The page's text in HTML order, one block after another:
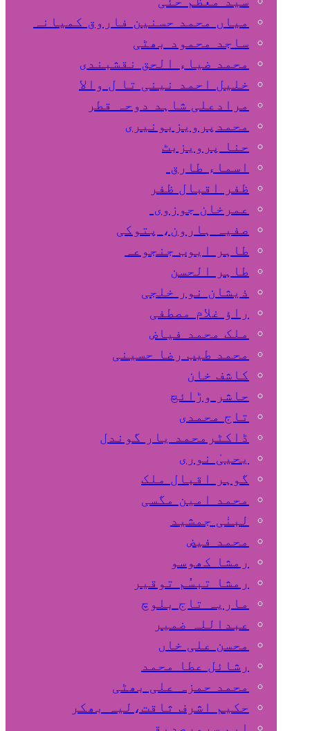
میاں محمد حسنین فاروق کمیانہ
ساجد محمود بھٹی
محمد ضیاء الحق نقشبندی
خلیل احمد نینی تا ل والا
مرادعلی شاہد دوحہ قطر
محمدپرویزبونیری
حنا پرویزبٹ
اسماء طارق
ظفر اقبال ظفر
عمرخان جوزوی
صفیہ ہارون، پتوکی
طاہر ایوب جنجوعہ
طاہر الحسن
ذیشان نور خلجی
راﺅ غلام مصطفی
ملک محمد فیاض
محمد طیب رضا حسینی
کاشف خان
حاشر وڑائچ
تاج محمدی
ڈاکٹرمحمد یار گوندل
گوہر اقبال ملک
محمد امین مگسی
لبنٰی جمشید
محمد فیض
رمشا کھوسو
رمشا تبسُم توقیر
ماریہ تاج بلوچ
عبداللہ ضمیر
محسن علی خاں
رشائل عطا محمد
محمد حمزہ علی بھٹی
حکیم اشرف ثاقت،لیہ بھکر
ایم سرورصدیقی